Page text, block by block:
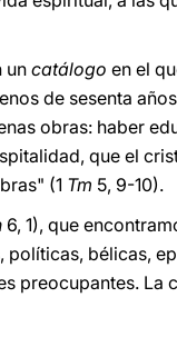
un catálogo en el
de sesenta
obras: haber
que el
(1 Tm 5, 9-10).
6, 1), que
bélicas,
preocupantes. La